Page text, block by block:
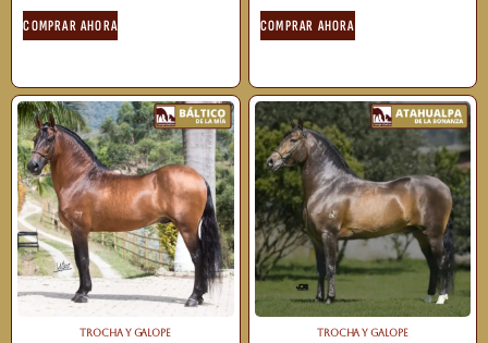
COMPRAR AHORA COMPRAR AHORA
TROCHA Y GALOPE TROCHA Y GALOPE